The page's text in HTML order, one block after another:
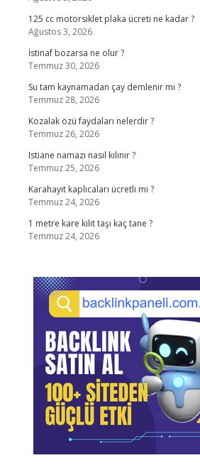
125 cc motorsiklet plaka ücreti ne kadar ?
Ağustos 3, 2026
İstinaf bozarsa ne olur ?
Temmuz 30, 2026
Su tam kaynamadan çay demlenir mi ?
Temmuz 28, 2026
Kozalak özü faydaları nelerdir ?
Temmuz 26, 2026
Istiane namazı nasıl kılınır ?
Temmuz 25, 2026
Karahayıt kaplıcaları ücretli mi ?
Temmuz 24, 2026
1 metre kare kilit taşı kaç tane ?
Temmuz 24, 2026